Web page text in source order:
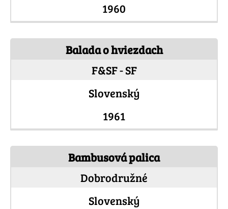
1960
Balada o hviezdach
F&SF - SF
Slovenský
1961
Bambusová palica
Dobrodružné
Slovenský